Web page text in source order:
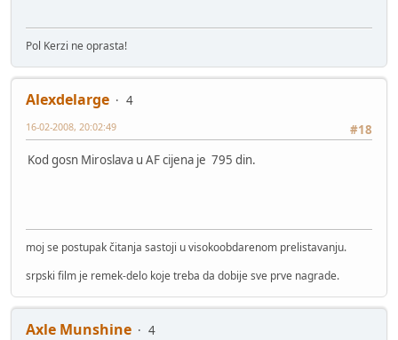
Pol Kerzi ne oprasta!
Alexdelarge
4
#18
16-02-2008, 20:02:49
Kod gosn Miroslava u AF cijena je 795 din.
moj se postupak čitanja sastoji u visokoobdarenom prelistavanju.
srpski film je remek-delo koje treba da dobije sve prve nagrade.
Axle Munshine
4